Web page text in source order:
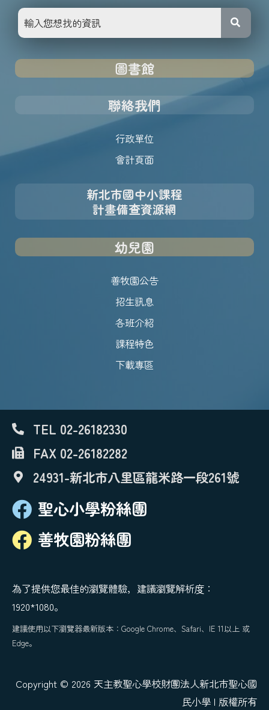
圖書館
聯絡我們
行政單位
會計頁面
新北市國中小課程
計畫備查資源網
幼兒園
善牧園公告
招生訊息
各班介紹
課程特色
下載專區
TEL 02-26182330
FAX 02-26182282
24931-新北市八里區龍米路一段261號
聖心小學粉絲團
善牧園粉絲團
為了提供您最佳的瀏覽體驗，建議瀏覽解析度：
1920*1080。
建議使用以下瀏覽器最新版本：Google Chrome、Safari、IE 11以上 或
Edge。
Copyright © 2026 天主教聖心學校財團法人新北市聖心國
民小學 | 版權所有